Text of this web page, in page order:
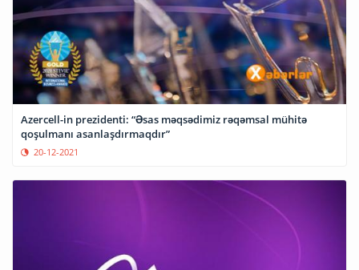
Azercell-in prezidenti: “Əsas məqsədimiz rəqəmsal mühitə
qoşulmanı asanlaşdırmaqdır”
20-12-2021